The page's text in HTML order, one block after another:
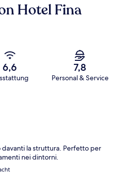
Hotel Fina
6,6 7,8
Personal & Service
la struttura. Perfetto per
nei dintorni.